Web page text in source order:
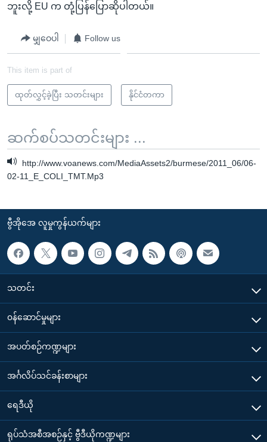
ဘူးလို့ EU က တုံ့ပြန်ပြောဆိုပါတယ်။
မျှဝေပါ Follow us
This item is part of
ထုတ်လွှင့်ခဲ့ပြီး သတင်းများ နိုင်ငံတကာ
ဆက်စပ်သတင်းများ ...
http://www.voanews.com/MediaAssets2/burmese/2011_06/06-
02-11_E_COLI_TMT.Mp3
ဗွီအိုအေ လူမှုကွန်ယက်များ
သတင်း
၀န်ဆောင်မှုများ
အပတ်စဉ်ကဏ္ဍများ
အင်္ဂလိပ်သင်ခန်းစာများ
ရေဒီယို
ရုပ်သံအစီအစဉ်နှင့် ဗွီဒီယိုကဏ္ဍများ